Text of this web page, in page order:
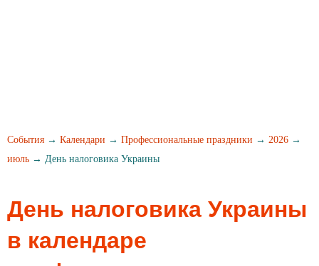
События → Календари → Профессиональные праздники → 2026 →
июль → День налоговика Украины
День налоговика Украины
в календаре